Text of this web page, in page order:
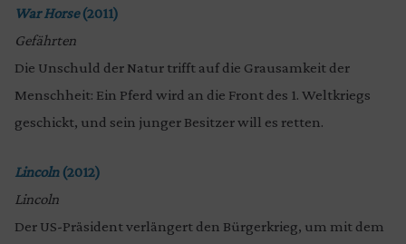
War Horse(2011)
Gefährten
Die Unschuld der Natur trifft auf die Grausamkeit der
Menschheit: Ein Pferd wird an die Front des 1. Weltkriegs
geschickt, und sein junger Besitzer will es retten.
Lincoln(2012)
Lincoln
Der US-Präsident verlängert den Bürgerkrieg, um mit dem